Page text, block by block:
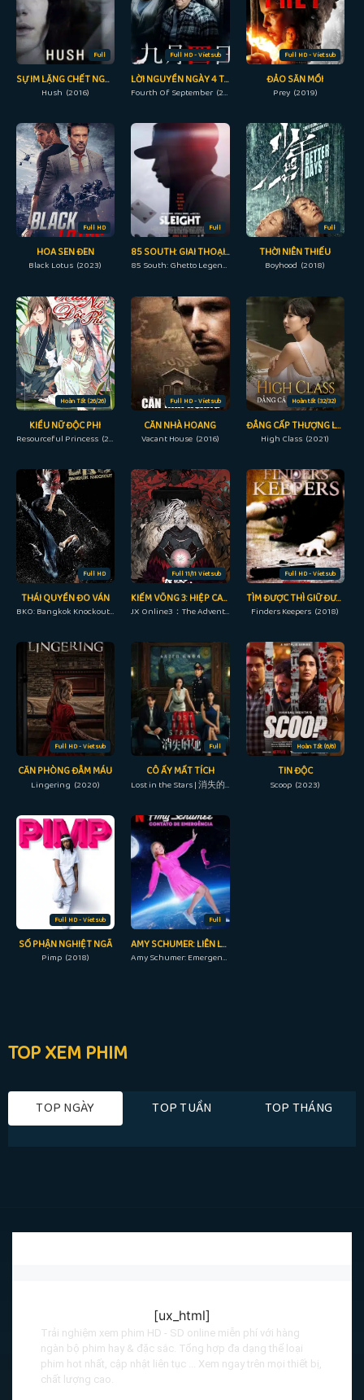
Full
SỰ IM LẶNG CHẾT NGƯỜI
Hush (2016)
Full HD - Vietsub
LỜI NGUYỀN NGÀY 4 THÁNG 9
Fourth Of September (2018)
Full HD - Vietsub
ĐẢO SĂN MỒI
Prey (2019)
Full HD
HOA SEN ĐEN
Black Lotus (2023)
Full
85 SOUTH: GIAI THOẠI ĐƯỜNG PHỐ
85 South: Ghetto Legends (2023)
Full
THỜI NIÊN THIẾU
Boyhood (2018)
Hoàn Tất (26/26)
KIỀU NỮ ĐỘC PHI
Resourceful Princess (2019)
Full HD - Vietsub
CĂN NHÀ HOANG
Vacant House (2016)
Hoàn tất (32/32)
ĐẲNG CẤP THƯỢNG LƯU
High Class (2021)
Full HD
THÁI QUYỀN ĐO VÁN
BKO: Bangkok Knockout (2010)
Full 11/11 Vietsub
KIẾM VÕNG 3: HIỆP CAN NGHĨA ĐẢM THẨM KIẾM TÂM
JX Online3：The Adventure of Shen Jianxin 3rd Season (2022)
Full HD - Vietsub
TÌM ĐƯỢC THÌ GIỮ ĐƯỢC
Finders Keepers (2018)
Full HD - Vietsub
CĂN PHÒNG ĐẪM MÁU
Lingering (2020)
Full
CÔ ẤY MẤT TÍCH
Lost in the Stars | 消失的她 (2023)
Hoàn Tất (6/6)
TIN ĐỘC
Scoop (2023)
Full HD - Vietsub
SỐ PHẬN NGHIỆT NGÃ
Pimp (2018)
Full
AMY SCHUMER: LIÊN LẠC KHẨN CẤP
Amy Schumer: Emergency Contact (2023)
TOP XEM PHIM
TOP NGÀY TOP TUẦN TOP THÁNG